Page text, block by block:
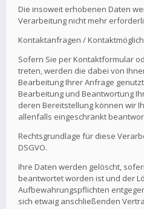
Die insoweit erhobenen Daten
Verarbeitung nicht mehr
Kontaktanfragen /
Sofern Sie per Kontaktformular
treten, werden die dabei von
Bearbeitung Ihrer Anfrage
Bearbeitung und Beantwortung
deren Bereitstellung können wir
allenfalls eingeschränkt
Rechtsgrundlage für diese
DSGVO.
Ihre Daten werden gelöscht,
beantwortet worden ist und der
Aufbewahrungspflichten
sich etwaig anschließenden